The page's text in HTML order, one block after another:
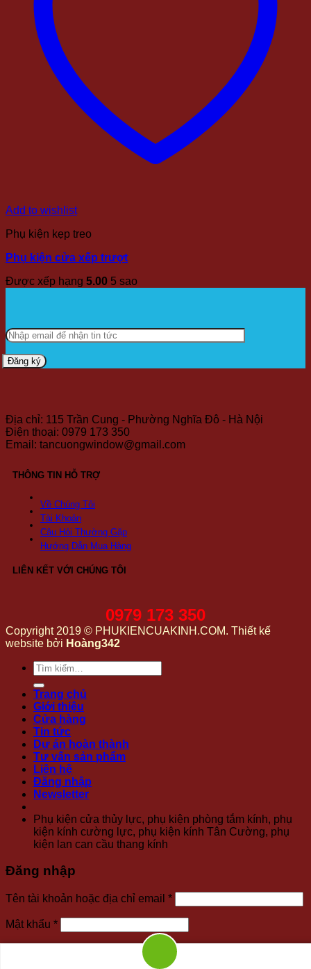
Add to wishlist
Phụ kiện kẹp treo
Phụ kiện cửa xếp trượt
Được xếp hạng 5.00 5 sao
Địa chỉ: 115 Trần Cung - Phường Nghĩa Đô - Hà Nội
Điện thoại: 0979 173 350
Email: tancuongwindow@gmail.com
THÔNG TIN HỖ TRỢ
Về Chúng Tôi
Tài Khoản
Câu Hỏi Thường Gặp
Hướng Dẫn Mua Hàng
LIÊN KẾT VỚI CHÚNG TÔI
0979 173 350
Copyright 2019 © PHUKIENCUAKINH.COM. Thiết kế
website bởi Hoàng342
Tìm
kiếm:
Trang chủ
Giới thiệu
Cửa hàng
Tin tức
Dự án hoàn thành
Tư vấn sản phẩm
Liên hệ
Đăng nhập
Newsletter
Phụ kiện cửa thủy lực, phụ kiện phòng tắm kính, phụ
kiện kính cường lực, phụ kiện kính Tân Cường, phụ
kiện lan can cầu thang kính
Đăng nhập
Tên tài khoản hoặc địa chỉ email *Bắt
buộc
Mật khẩu *Bắt
buộc
Đăng nhập